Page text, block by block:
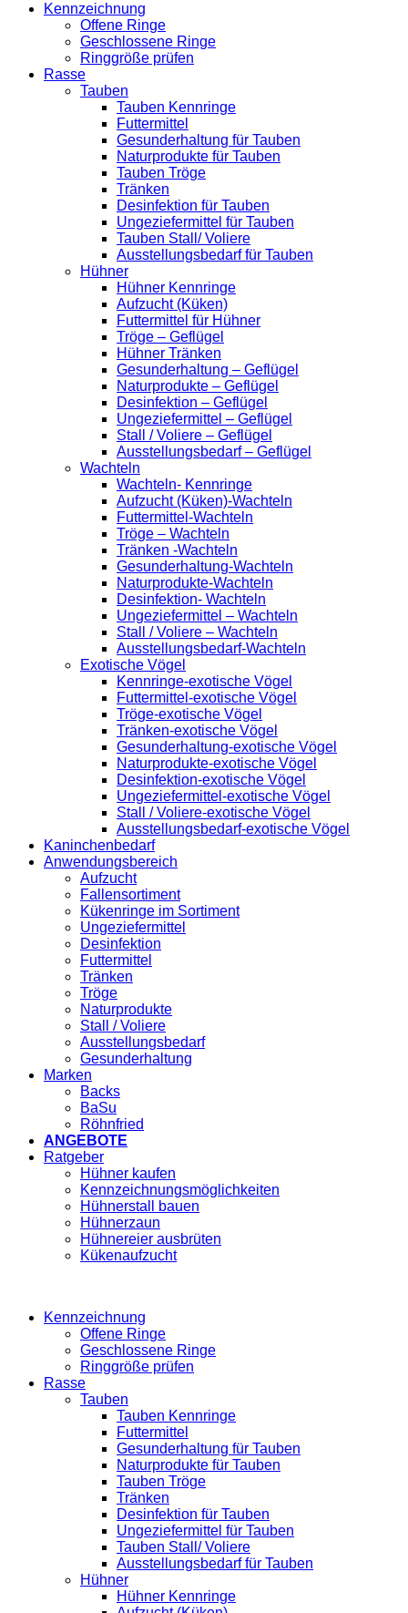
Kennzeichnung
Offene Ringe
Geschlossene Ringe
Ringgröße prüfen
Rasse
Tauben
Tauben Kennringe
Futtermittel
Gesunderhaltung für Tauben
Naturprodukte für Tauben
Tauben Tröge
Tränken
Desinfektion für Tauben
Ungeziefermittel für Tauben
Tauben Stall/ Voliere
Ausstellungsbedarf für Tauben
Hühner
Hühner Kennringe
Aufzucht (Küken)
Futtermittel für Hühner
Tröge – Geflügel
Hühner Tränken
Gesunderhaltung – Geflügel
Naturprodukte – Geflügel
Desinfektion – Geflügel
Ungeziefermittel – Geflügel
Stall / Voliere – Geflügel
Ausstellungsbedarf – Geflügel
Wachteln
Wachteln- Kennringe
Aufzucht (Küken)-Wachteln
Futtermittel-Wachteln
Tröge – Wachteln
Tränken -Wachteln
Gesunderhaltung-Wachteln
Naturprodukte-Wachteln
Desinfektion- Wachteln
Ungeziefermittel – Wachteln
Stall / Voliere – Wachteln
Ausstellungsbedarf-Wachteln
Exotische Vögel
Kennringe-exotische Vögel
Futtermittel-exotische Vögel
Tröge-exotische Vögel
Tränken-exotische Vögel
Gesunderhaltung-exotische Vögel
Naturprodukte-exotische Vögel
Desinfektion-exotische Vögel
Ungeziefermittel-exotische Vögel
Stall / Voliere-exotische Vögel
Ausstellungsbedarf-exotische Vögel
Kaninchenbedarf
Anwendungsbereich
Aufzucht
Fallensortiment
Kükenringe im Sortiment
Ungeziefermittel
Desinfektion
Futtermittel
Tränken
Tröge
Naturprodukte
Stall / Voliere
Ausstellungsbedarf
Gesunderhaltung
Marken
Backs
BaSu
Röhnfried
ANGEBOTE
Ratgeber
Hühner kaufen
Kennzeichnungsmöglichkeiten
Hühnerstall bauen
Hühnerzaun
Hühnereier ausbrüten
Kükenaufzucht
Kennzeichnung
Offene Ringe
Geschlossene Ringe
Ringgröße prüfen
Rasse
Tauben
Tauben Kennringe
Futtermittel
Gesunderhaltung für Tauben
Naturprodukte für Tauben
Tauben Tröge
Tränken
Desinfektion für Tauben
Ungeziefermittel für Tauben
Tauben Stall/ Voliere
Ausstellungsbedarf für Tauben
Hühner
Hühner Kennringe